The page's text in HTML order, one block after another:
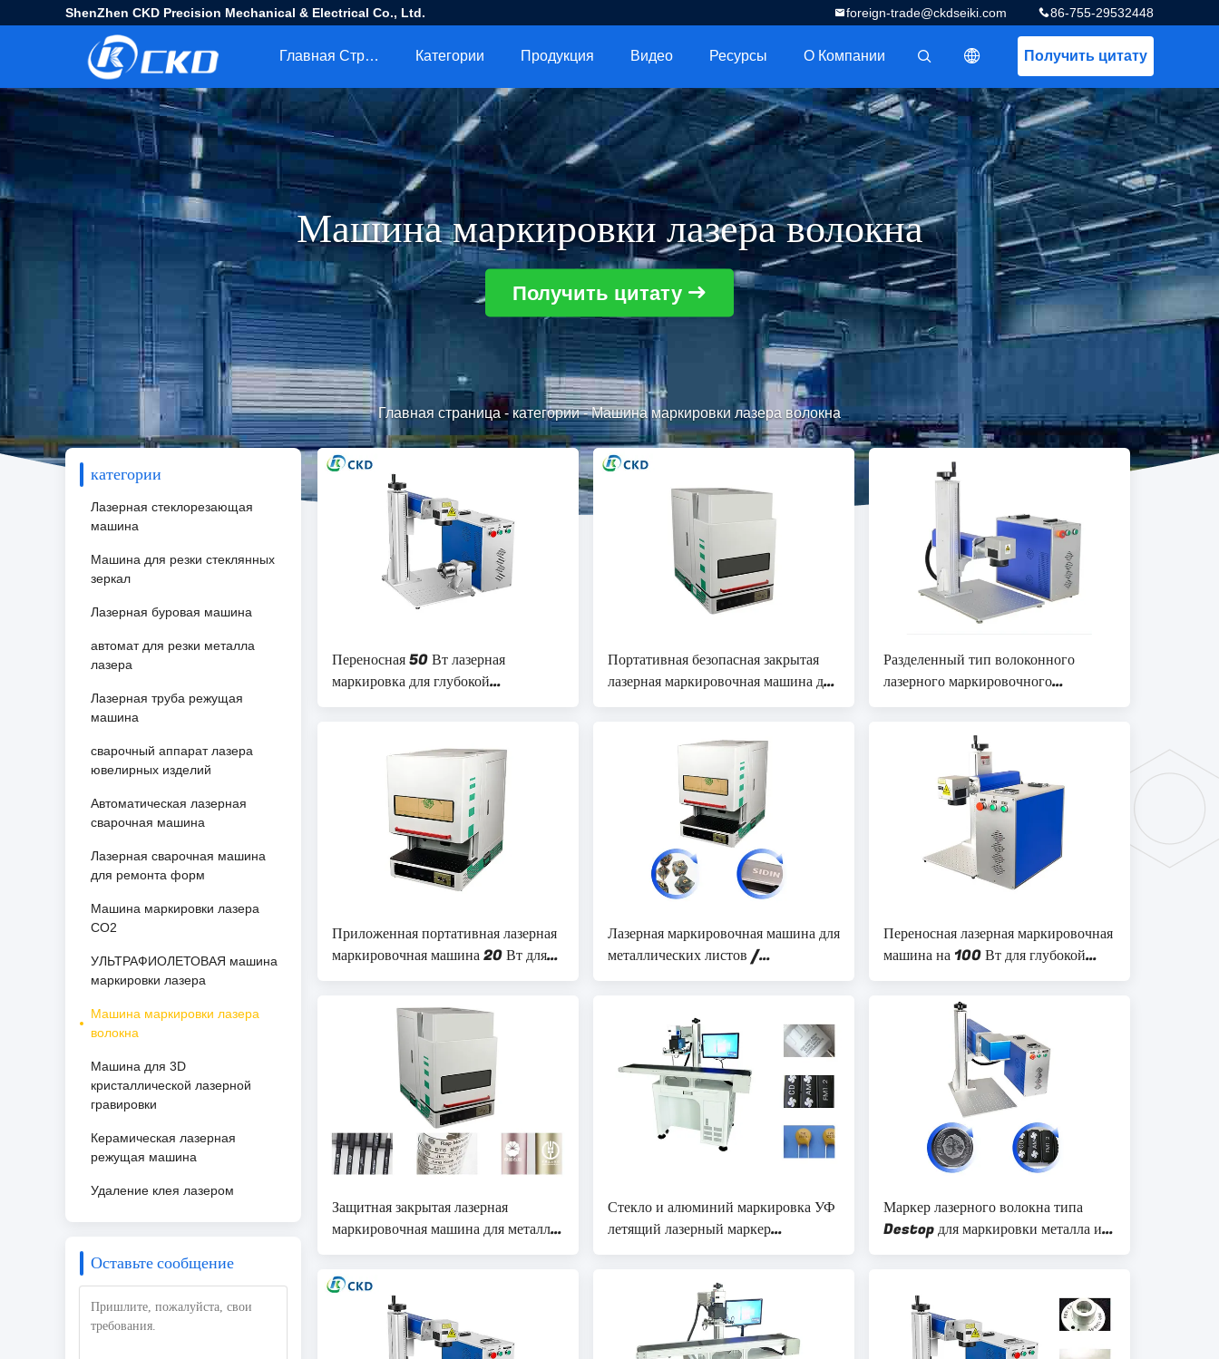
ShenZhen CKD Precision Mechanical & Electrical Co., Ltd. 86-755-29532448
foreign-trade@ckdseiki.com
Получить цитату
描述
Главная Страница Категории Продукция Видео Ресурсы О Компании
Машина маркировки лазера волокна
Получить цитату
Главная страница- категории-Машина маркировки лазера волокна
категории
Лазерная стеклорезающая
машина
Машина для резки стеклянных
зеркал
Лазерная буровая машина
автомат для резки металла
лазера
Лазерная труба режущая
машина
сварочный аппарат лазера
ювелирных изделий
Автоматическая лазерная
сварочная машина
Лазерная сварочная машина
для ремонта форм
Машина маркировки лазера
СО2
УЛЬТРАФИОЛЕТОВАЯ машина
маркировки лазера
Машина маркировки лазера
волокна
Машина для 3D
кристаллической лазерной
гравировки
Керамическая лазерная
режущая машина
Удаление клея лазером
Оставьте сообщение
Переносная 50 Вт лазерная
маркировка для глубокой
маркировки металла
Портативная безопасная закрытая
лазерная маркировочная машина для
металла нержавеющей стали и стали
Разделенный тип волоконного
лазерного маркировочного
устройства 50w с Raycus JPT
Приложенная портативная лазерная
маркировочная машина 20 Вт для
металлического листа алюминия
Лазерная маркировочная машина для
металлических листов /
алюминиевых волокон 20 Вт 30 Вт
Переносная лазерная маркировочная
машина на 100 Вт для глубокой
маркировки металла и
нержавеющего
Защитная закрытая лазерная
маркировочная машина для металла
нержавеющей стали и стали 50 Вт
Стекло и алюминий маркировка УФ
летящий лазерный маркер
поддерживается AI DXF
Маркер лазерного волокна типа
Destop для маркировки металла и
нержавеющей стали